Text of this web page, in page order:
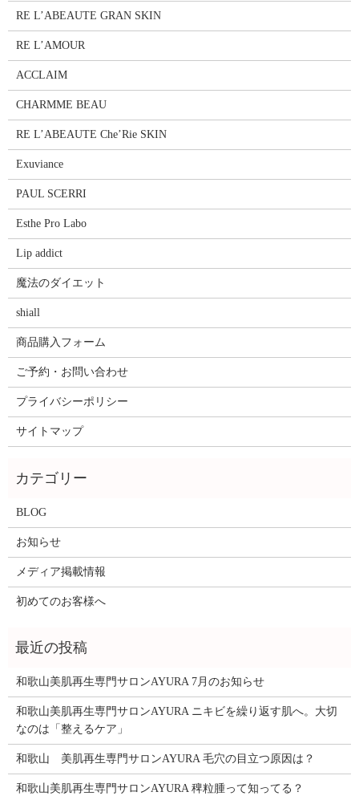
RE L’ABEAUTE GRAN SKIN
RE L’AMOUR
ACCLAIM
CHARMME BEAU
RE L’ABEAUTE Che’Rie SKIN
Exuviance
PAUL SCERRI
Esthe Pro Labo
Lip addict
魔法のダイエット
shiall
商品購入フォーム
ご予約・お問い合わせ
プライバシーポリシー
サイトマップ
BLOG
お知らせ
メディア掲載情報
初めてのお客様へ
和歌山美肌再生専門サロンAYURA 7月のお知らせ
和歌山美肌再生専門サロンAYURA ニキビを繰り返す肌へ。大切
なのは「整えるケア」
和歌山 美肌再生専門サロンAYURA 毛穴の目立つ原因は？
和歌山美肌再生専門サロンAYURA 稗粒腫って知ってる？